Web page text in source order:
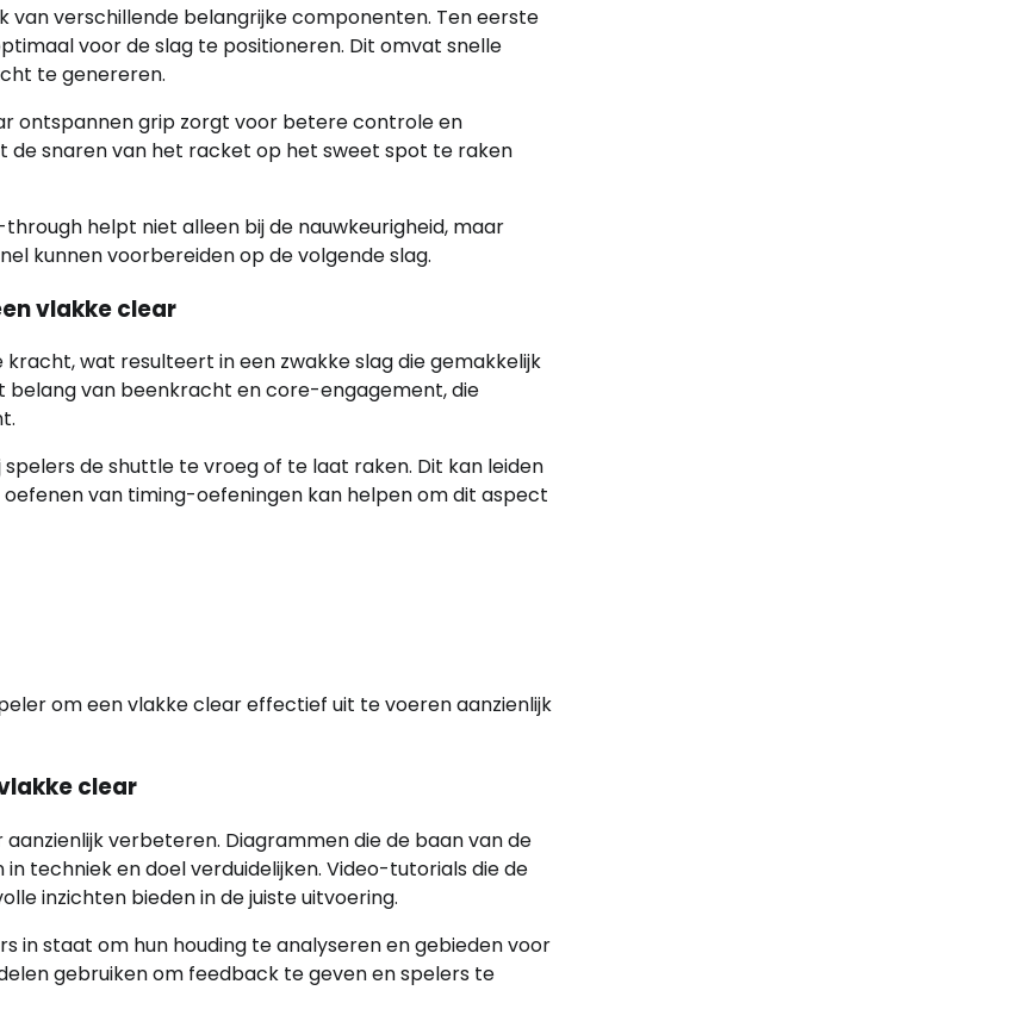
van verschillende belangrijke componenten. Ten eerste
voor de slag te positioneren. Dit omvat snelle
te genereren.
ontspannen grip zorgt voor betere controle en
snaren van het racket op het sweet spot te raken
helpt niet alleen bij de nauwkeurigheid, maar
kunnen voorbereiden op de volgende slag.
vlakke clear
wat resulteert in een zwakke slag die gemakkelijk
belang van beenkracht en core-engagement, die
de shuttle te vroeg of te laat raken. Dit kan leiden
van timing-oefeningen kan helpen om dit aspect
om een vlakke clear effectief uit te voeren aanzienlijk
clear
verbeteren. Diagrammen die de baan van de
techniek en doel verduidelijken. Video-tutorials die de
inzichten bieden in de juiste uitvoering.
in staat om hun houding te analyseren en gebieden voor
gebruiken om feedback te geven en spelers te